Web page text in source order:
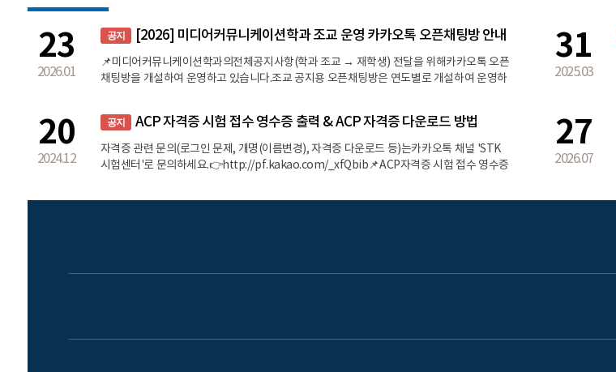
23
2026.01
공지 [2026] 미디어커뮤니케이션학과 조교 운영 카카오톡 오픈채팅방 안내
📌미디어커뮤니케이션학과의전체공지사항(학과 조교 → 재학생) 전달을 위해카카오톡 오픈
채팅방을 개설하여 운영하고 있습니다.조교 공지용 오픈채팅방은 연도별로 개설하여 운영하
요.https://open.kakao.com/o/gQVlgUci접속코드 : 3250📌전체공지 이외의 개인적인 문
의는 ① 학과사무실로 전화 or 방문 055-213-3250 / 22호관 308호② 1:1 오픈채팅방 접속
(비번: 3250)https://open.kakao.com/o/sdgIIL5e⏰ 업무시간 : 평일 오전9시~오후6시
31
2025.03
20
2024.12
공지 ACP 자격증 시험 접수 영수증 출력 & ACP 자격증 다운로드 방법
자격증 관련 문의(로그인 문제, 개명(이름변경), 자격증 다운로드 등)는카카오톡 채널 'STK
시험센터'로 문의하세요.👉http://pf.kakao.com/_xfQbib📌ACP자격증 시험 접수 영수증
→ 해당시험 오른쪽 '돋보기🔍' 버튼📌ACA자격증 PDF파일 다운로드 방법 안내Certiport
27
2026.07